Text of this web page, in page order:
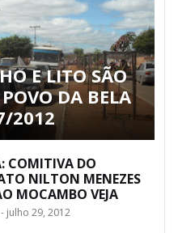
E LITO SÃO
DA BELA
2012
COMITIVA DO
NILTON MENEZES
MOCAMBO VEJA
julho 29, 2012